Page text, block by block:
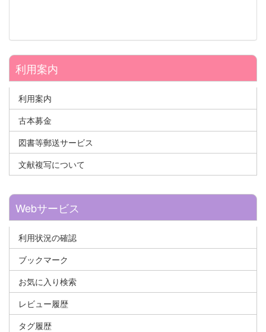
利用案内
利用案内
古本募金
図書等郵送サービス
文献複写について
Webサービス
利用状況の確認
ブックマーク
お気に入り検索
レビュー履歴
タグ履歴